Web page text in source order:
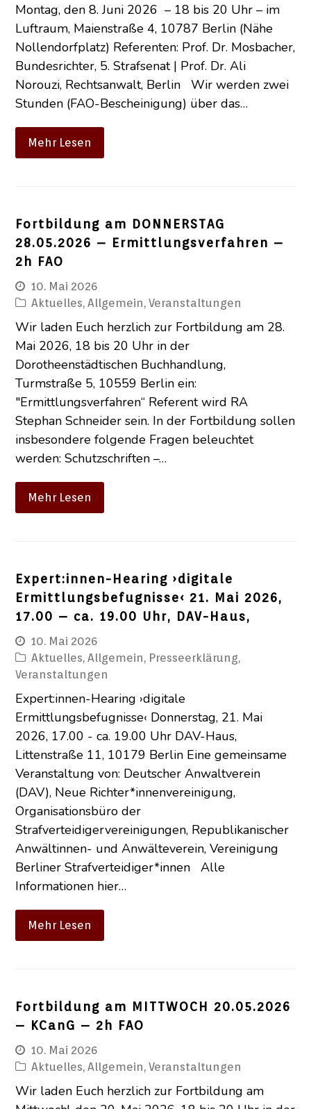
Montag, den 8. Juni 2026 – 18 bis 20 Uhr – im
Luftraum, Maienstraße 4, 10787 Berlin (Nähe
Nollendorfplatz) Referenten: Prof. Dr. Mosbacher,
Bundesrichter, 5. Strafsenat | Prof. Dr. Ali
Norouzi, Rechtsanwalt, Berlin Wir werden zwei
Stunden (FAO-Bescheinigung) über das…
Mehr Lesen
Fortbildung am DONNERSTAG
28.05.2026 – Ermittlungsverfahren –
2h FAO
10. Mai 2026
Aktuelles,Allgemein,Veranstaltungen
Wir laden Euch herzlich zur Fortbildung am 28.
Mai 2026, 18 bis 20 Uhr in der
Dorotheenstädtischen Buchhandlung,
Turmstraße 5, 10559 Berlin ein:
"Ermittlungsverfahren“ Referent wird RA
Stephan Schneider sein. In der Fortbildung sollen
insbesondere folgende Fragen beleuchtet
werden: Schutzschriften –…
Mehr Lesen
Expert:innen-Hearing ›digitale
Ermittlungsbefugnisse‹ 21. Mai 2026,
17.00 – ca. 19.00 Uhr, DAV-Haus,
10. Mai 2026
Aktuelles,Allgemein, Presseerklärung,
Veranstaltungen
Expert:innen-Hearing ›digitale
Ermittlungsbefugnisse‹ Donnerstag, 21. Mai
2026, 17.00 - ca. 19.00 Uhr DAV-Haus,
Littenstraße 11, 10179 Berlin Eine gemeinsame
Veranstaltung von: Deutscher Anwaltverein
(DAV), Neue Richter*innenvereinigung,
Organisationsbüro der
Strafverteidigervereinigungen, Republikanischer
Anwältinnen- und Anwälteverein, Vereinigung
Berliner Strafverteidiger*innen Alle
Informationen hier…
Mehr Lesen
Fortbildung am MITTWOCH 20.05.2026
– KCanG – 2h FAO
10. Mai 2026
Aktuelles,Allgemein,Veranstaltungen
Wir laden Euch herzlich zur Fortbildung am